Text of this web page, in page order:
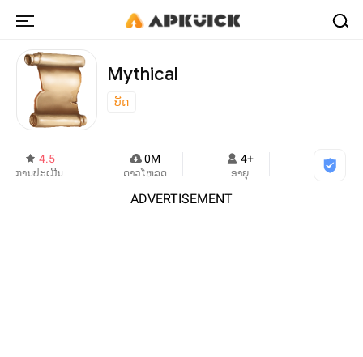
Mythical
ບັດ
4.5
ການປະເມີນ
0M
ດາວໂຫລດ
4+
ອາຍຸ
ADVERTISEMENT